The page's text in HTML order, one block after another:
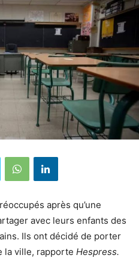
après qu’une
avec leurs enfants des
Ils ont décidé de porter
la ville, rapporte Hespress.